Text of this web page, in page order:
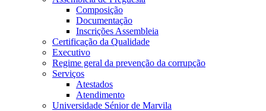
Composição
Documentação
Inscrições Assembleia
Certificação da Qualidade
Executivo
Regime geral da prevenção da corrupção
Serviços
Atestados
Atendimento
Universidade Sénior de Marvila